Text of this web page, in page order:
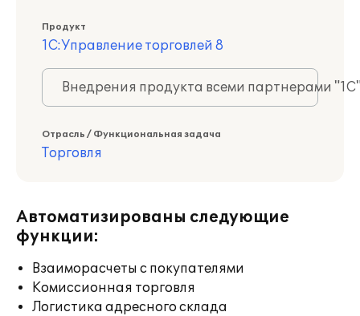
Продукт
1С:Управление торговлей 8
Внедрения продукта всеми партнерами
Отрасль / Функциональная задача
Торговля
Автоматизированы следующие
функции:
Взаиморасчеты с покупателями
Комиссионная торговля
Логистика адресного склада